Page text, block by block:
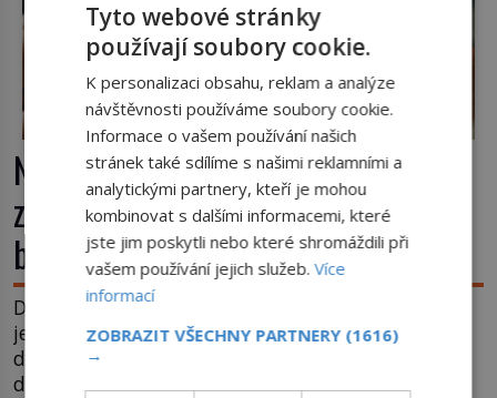
Nápoj, která chutná po seně. Jak
znechucený Američan vymyslel
brčko
Dnes je brčko naprostou samozřejmostí. Jenže
ještě v 19. století lidé upíjejí limonády i koktejly
dutými stébly žita nebo žitné slámy. Fungují sice
dobře, mají ale jednu nepříjemnou vlastnost po
Tyto webové stránky
používají soubory cookie.
K personalizaci obsahu, reklam a analýze
návštěvnosti používáme soubory cookie.
Informace o vašem používání našich
stránek také sdílíme s našimi reklamními a
analytickými partnery, kteří je mohou
kombinovat s dalšími informacemi, které
jste jim poskytli nebo které shromáždili při
vašem používání jejich služeb.Více
informací
ZOBRAZIT VŠECHNY PARTNERY (1616)
→